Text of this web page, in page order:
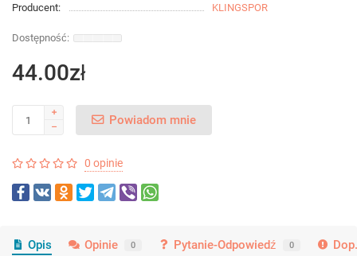
Producent:
KLINGSPOR
44.00zł
Powiadom mnie
0 opinie
Opis Opinie 0 Pytanie-Odpowiedź 0